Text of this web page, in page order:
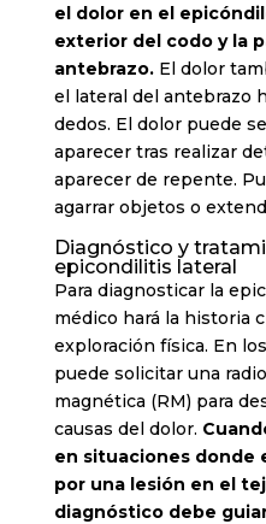
el dolor en el
exterior del codo y la
antebrazo. El dolor
el lateral del antebrazo
dedos. El dolor puede
aparecer tras realizar
aparecer de repente.
agarrar objetos o
Diagnóstico y
epicondilitis lateral
Para diagnosticar la
médico hará la historia
exploración física. En
puede solicitar una
magnética (RM) para
causas del dolor.
en situaciones donde
por una lesión en el
diagnóstico debe